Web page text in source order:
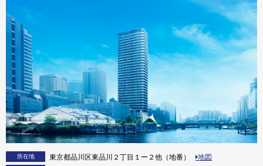
所在地 東京都品川区東品川２丁目１ー２他（地番） 地図